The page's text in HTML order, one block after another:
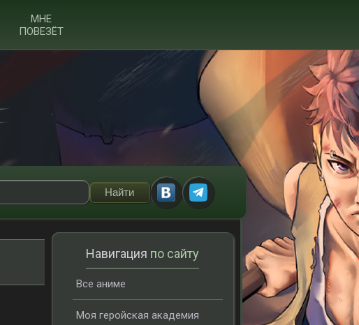
МНЕ
ПОВЕЗЁТ
Навигация по сайту
Все аниме
Моя геройская академия